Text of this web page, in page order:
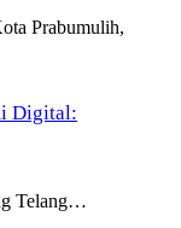
Prabumulih,
Digital:
Telang…